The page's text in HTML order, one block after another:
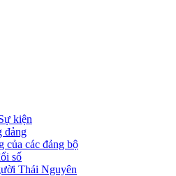
kiện
đảng
của các đảng bộ
số
Thái Nguyên